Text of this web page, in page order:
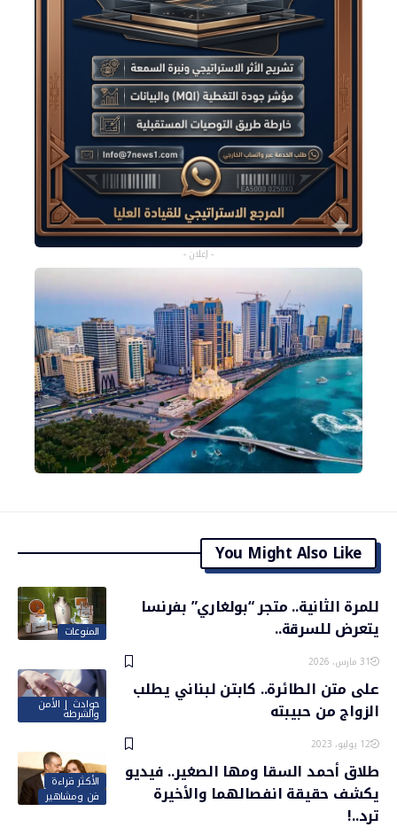
- إعلان -
You Might Also Like
المنوعات
للمرة الثانية.. متجر “بولغاري” بفرنسا
يتعرض للسرقة..
31 مارس، 2026
حوادث | الأمن
والشرطة
على متن الطائرة.. كابتن لبناني يطلب
الزواج من حبيبته
12 يوليو، 2023
الأكثر قراءة
فن ومشاهير
طلاق أحمد السقا ومها الصغير.. فيديو
يكشف حقيقة انفصالهما والأخيرة
ترد..!